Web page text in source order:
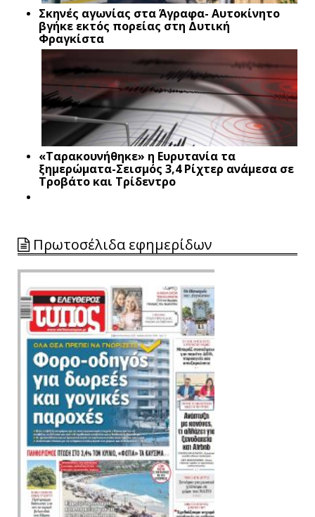
Σκηνές αγωνίας στα Άγραφα- Αυτοκίνητο
βγήκε εκτός πορείας στη Δυτική
Φραγκίστα
«Ταρακουνήθηκε» η Ευρυτανία τα
ξημερώματα-Σεισμός 3,4 Ρίχτερ ανάμεσα σε
Τροβάτο και Τρίδεντρο
Πρωτοσέλιδα εφημερίδων